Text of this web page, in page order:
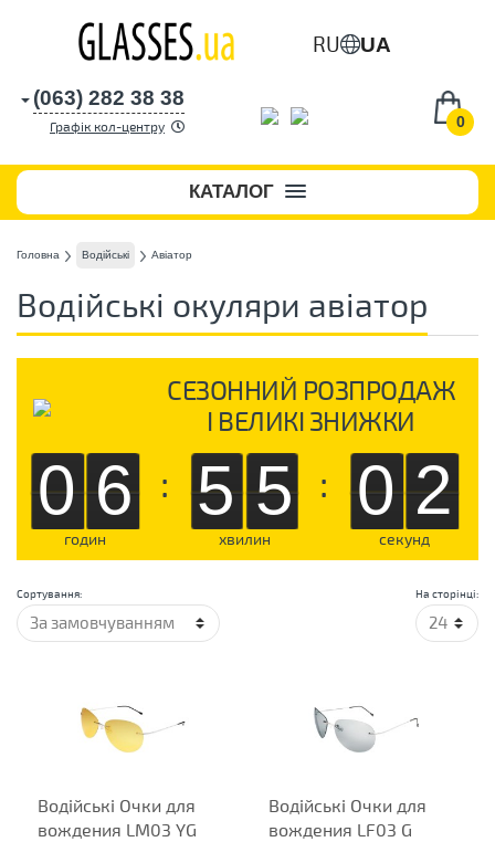
RU UA
0
(063) 282 38 38
Графік кол-центру
КАТАЛОГ
Головна Водійські Авіатор
Водійські окуляри авіатор
СЕЗОННИЙ РОЗПРОДАЖ
І ВЕЛИКІ ЗНИЖКИ
06
годин
: 55
хвилин
: 01
секунд
На сторінці:
Сортування:
Водійські Очки для
вождения LM03 YG
Водійські Очки для
вождения LF03 G